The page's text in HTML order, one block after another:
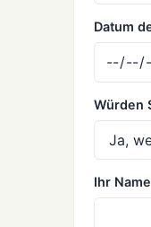
Datum
Würden
Ihr